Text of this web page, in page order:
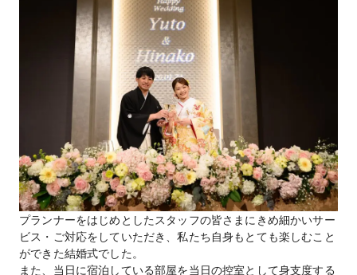
プランナーをはじめとしたスタッフの皆さまにきめ細かいサー
ビス・ご対応をしていただき、私たち自身もとても楽しむこと
ができた結婚式でした。
また、当日に宿泊している部屋を当日の控室として身支度する